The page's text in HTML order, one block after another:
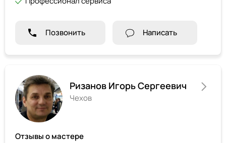
Позвонить Написать
Ризанов Игорь Сергеевич
Чехов
Отзывы о мастере